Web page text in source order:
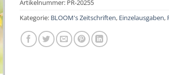
Artikelnummer: PR-20255
Kategorie: BLOOM's Zeitschriften, Einzelausgaben,